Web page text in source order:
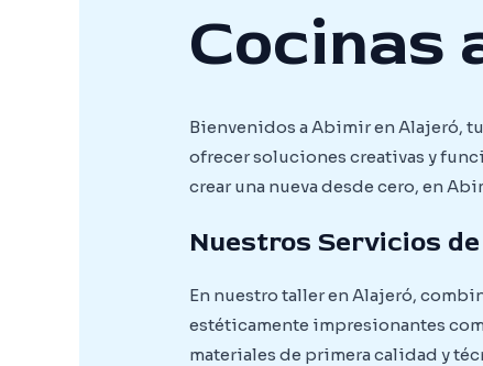
Cocinas
Bienvenidos a Abimir en Alajeró,
ofrecer soluciones creativas y
crear una nueva desde cero, en
Nuestros Servicios
En nuestro taller en Alajeró,
estéticamente impresionantes
materiales de primera calidad y